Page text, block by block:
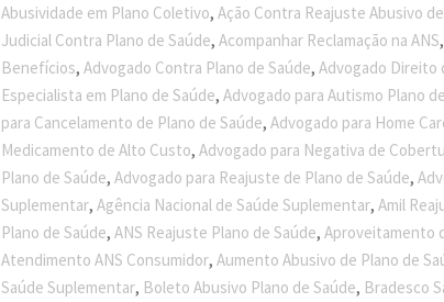
Abusividade em Plano Coletivo, Ação Contra Reajuste Abusivo
Judicial Contra Plano de Saúde, Acompanhar Reclamação na ANS,
Benefícios, Advogado Contra Plano de Saúde, Advogado Direito
Especialista em Plano de Saúde, Advogado para Autismo Plano
para Cancelamento de Plano de Saúde, Advogado para Home
Medicamento de Alto Custo, Advogado para Negativa de
Plano de Saúde, Advogado para Reajuste de Plano de Saúde,
Suplementar, Agência Nacional de Saúde Suplementar, Amil
Plano de Saúde, ANS Reajuste Plano de Saúde, Aproveitamento
Atendimento ANS Consumidor, Aumento Abusivo de Plano de
Saúde Suplementar, Boleto Abusivo Plano de Saúde, Bradesco